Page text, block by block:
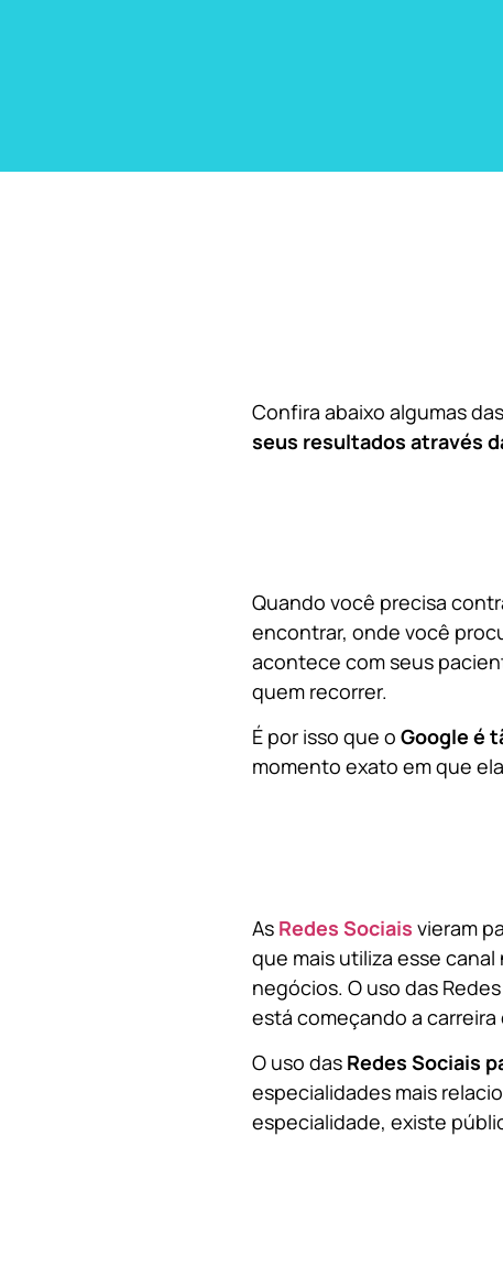
Confira abaixo algumas
seus resultados através
Quando você precisa
encontrar, onde você
acontece com seus
quem recorrer.
É por isso que o Google é
momento exato em que
As Redes Sociais vieram
que mais utiliza esse
negócios. O uso das
está começando a
O uso das Redes Sociais
especialidades mais
especialidade, existe